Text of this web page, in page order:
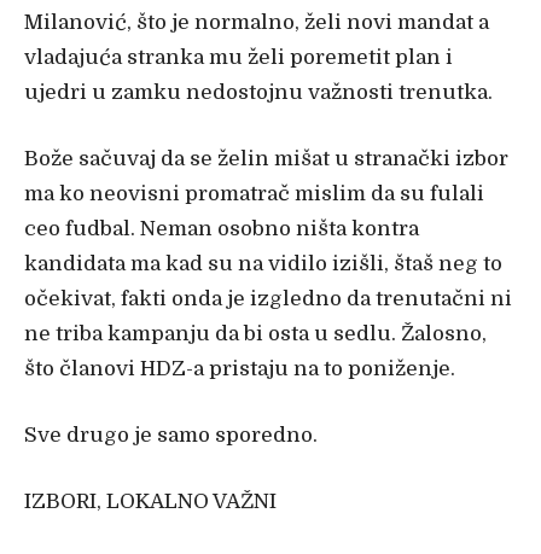
Milanović, što je normalno, želi novi mandat a
vladajuća stranka mu želi poremetit plan i
ujedri u zamku nedostojnu važnosti trenutka.
Bože sačuvaj da se želin mišat u stranački izbor
ma ko neovisni promatrač mislim da su fulali
ceo fudbal. Neman osobno ništa kontra
kandidata ma kad su na vidilo izišli, štaš neg to
očekivat, fakti onda je izgledno da trenutačni ni
ne triba kampanju da bi osta u sedlu. Žalosno,
što članovi HDZ-a pristaju na to poniženje.
Sve drugo je samo sporedno.
IZBORI, LOKALNO VAŽNI